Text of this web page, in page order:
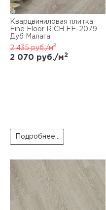
Кварцвиниловая плитка
Fine Floor RICH FF-2079
Дуб Малага
2 435руб./м2
2 070 руб./м2
Подробнее...